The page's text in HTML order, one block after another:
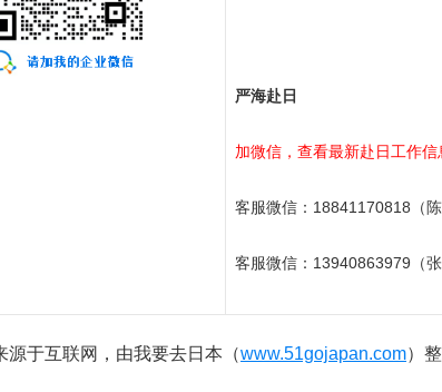
严海赴日
加微信，查看最新赴日工作信
客服微信： 18841170818（陈
客服微信： 13940863979（张
源于互联网，由我要去日本（www.51gojapan.com）